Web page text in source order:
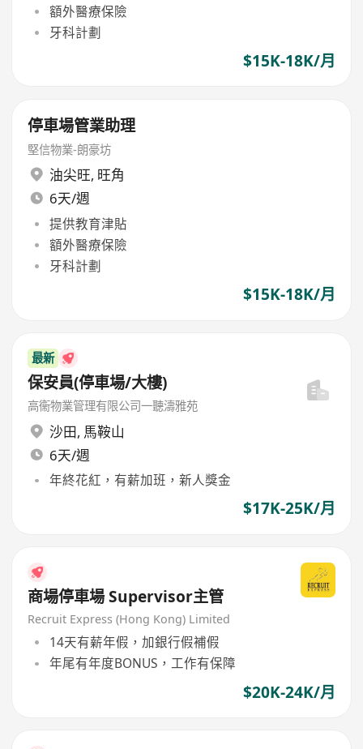
額外醫療保險
牙科計劃
$15K-18K/月
停車場管業助理
堅信物業-朗豪坊
油尖旺, 旺角
6天/週
提供教育津貼
額外醫療保險
牙科計劃
$15K-18K/月
最新
保安員(停車場/大樓)
高衞物業管理有限公司一聽濤雅苑
沙田, 馬鞍山
6天/週
年終花紅，有薪加班，新人獎金
$17K-25K/月
商場停車場 Supervisor主管
Recruit Express (Hong Kong) Limited
14天有薪年假，加銀行假補假
年尾有年度BONUS，工作有保障
$20K-24K/月